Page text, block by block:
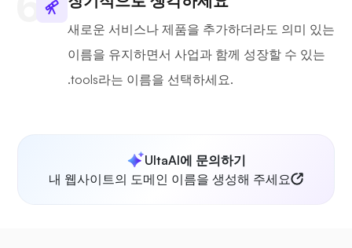
새로운 서비스나 제품을 추가하더라도 의미 있는
이름을 유지하면서 사업과 함께 성장할 수 있는
.tools라는 이름을 선택하세요.
UltaAI에 문의하기
내 웹사이트의 도메인 이름을 생성해 주세요